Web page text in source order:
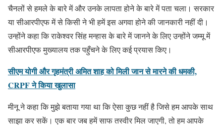
चैनलों से हमले के बारे में और उनके लापता होने के बारे में पता चला। सरकार
या सीआरपीएफ में से किसी ने भी हमें इस अगवा होने की जानकारी नहीं दी।
उन्होंने कहा कि राकेश्वर सिंह मन्हास के बारे में जानने के लिए उन्होंने जम्मू में
सीआरपीएफ मुख्यालय तक पहुँचने के लिए कई प्रयास किए।
सीएम योगी और गृहमंत्री अमित शाह को मिली जान से मारने की धमकी,
CRPF ने किया खुलासा
मीनू ने कहा कि मुझे बताया गया था कि ऐसा कुछ नहीं है जिसे हम आपके साथ
साझा कर सकें। एक बार जब हमें साफ तस्वीर मिल जाएगी, तो हम आपके